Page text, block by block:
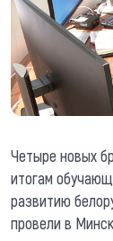
Четыре новых
итогам
развитию
провели в